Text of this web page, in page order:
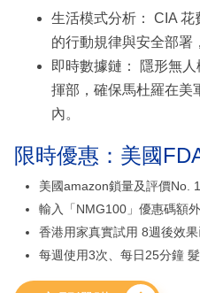
生活模式分析： CIA
的行動規律與安全部署
即時數據鏈： 隱形無
揮部，確保馬杜羅在美
內。
限時優惠：美國
美國amazon鎖量及評價No. 1
輸入「NMG100」優惠碼額
香港用家真實試用 8週後效
每週使用3次、每日25分鐘